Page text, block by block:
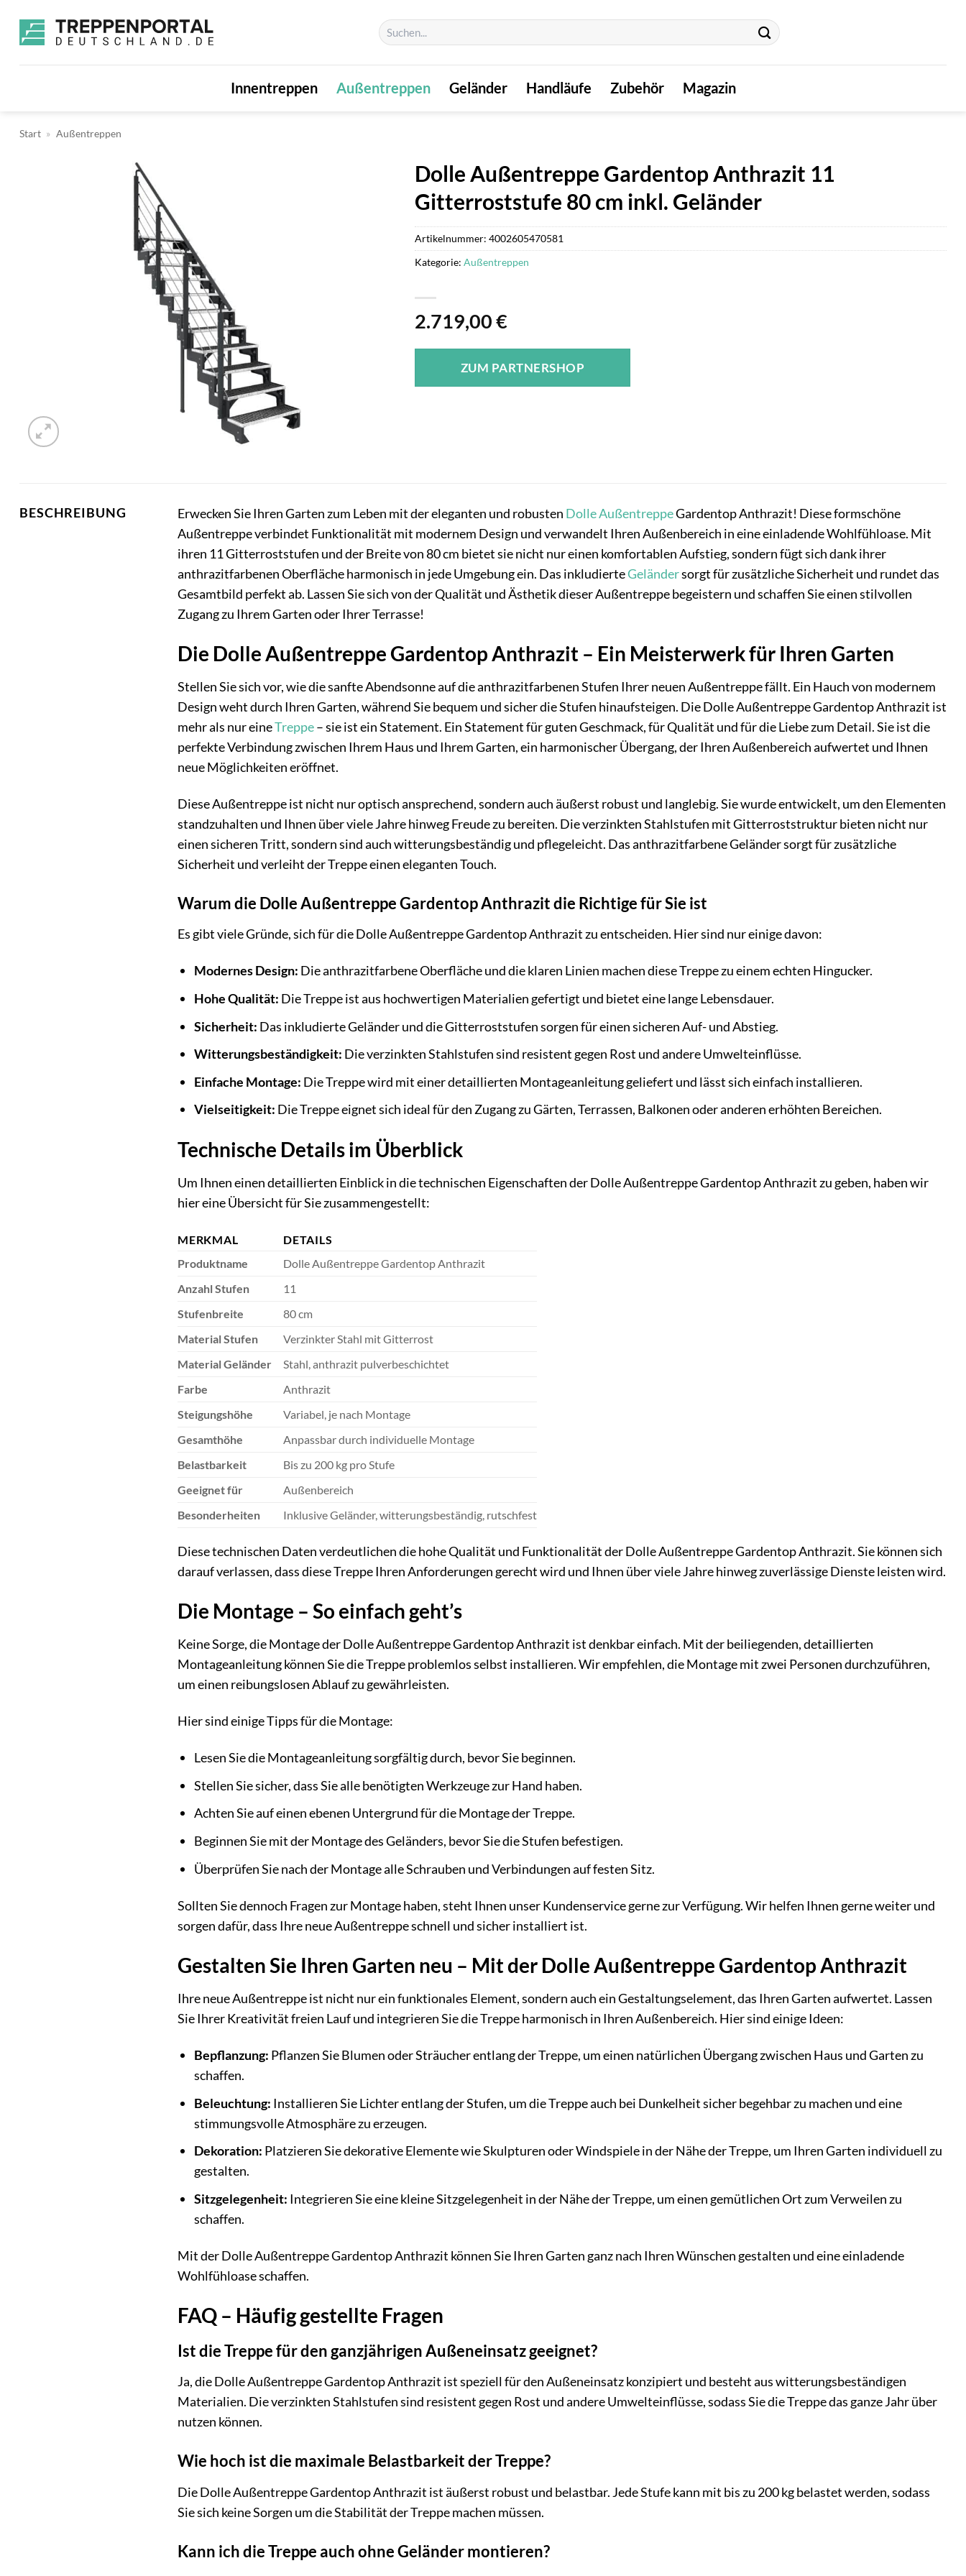
Inhalt
springen
Suchen
nach:
Innentreppen Außentreppen Geländer Handläufe Zubehör Magazin
Start » Außentreppen
Dolle Außentreppe Gardentop Anthrazit 11
Gitterroststufe 80 cm inkl. Geländer
2.719,00€
ZUM PARTNERSHOP
Artikelnummer: 4002605470581
Kategorie: Außentreppen
BESCHREIBUNG Erwecken Sie Ihren Garten zum Leben mit der eleganten und robusten DolleAußentreppeGardentop Anthrazit! Diese formschöne
Außentreppe verbindet Funktionalität mit modernem Design und verwandelt Ihren Außenbereich in eine einladende Wohlfühloase. Mit
ihren 11 Gitterroststufen und der Breite von 80 cm bietet sie nicht nur einen komfortablen Aufstieg, sondern fügt sich dank ihrer
anthrazitfarbenen Oberfläche harmonisch in jede Umgebung ein. Das inkludierteGeländersorgt für zusätzliche Sicherheit und rundet das
Gesamtbild perfekt ab. Lassen Sie sich von der Qualität und Ästhetik dieser Außentreppe begeistern und schaffen Sie einen stilvollen
Zugang zu Ihrem Garten oder Ihrer Terrasse!
Die Dolle Außentreppe Gardentop Anthrazit – Ein Meisterwerk für Ihren Garten
Stellen Sie sich vor, wie die sanfte Abendsonne auf die anthrazitfarbenen Stufen Ihrer neuen Außentreppe fällt. Ein Hauch von modernem
Design weht durch Ihren Garten, während Sie bequem und sicher die Stufen hinaufsteigen. Die Dolle Außentreppe Gardentop Anthrazit ist
mehr als nur eineTreppe– sie ist ein Statement. Ein Statement für guten Geschmack, für Qualität und für die Liebe zum Detail. Sie ist die
perfekte Verbindung zwischen Ihrem Haus und Ihrem Garten, ein harmonischer Übergang, der Ihren Außenbereich aufwertet und Ihnen
neue Möglichkeiten eröffnet.
Diese Außentreppe ist nicht nur optisch ansprechend, sondern auch äußerst robust und langlebig. Sie wurde entwickelt, um den Elementen
standzuhalten und Ihnen über viele Jahre hinweg Freude zu bereiten. Die verzinkten Stahlstufen mit Gitterroststruktur bieten nicht nur
einen sicheren Tritt, sondern sind auch witterungsbeständig und pflegeleicht. Das anthrazitfarbene Geländer sorgt für zusätzliche
Sicherheit und verleiht der Treppe einen eleganten Touch.
Warum die Dolle Außentreppe Gardentop Anthrazit die Richtige für Sie ist
Es gibt viele Gründe, sich für die Dolle Außentreppe Gardentop Anthrazit zu entscheiden. Hier sind nur einige davon:
Modernes Design: Die anthrazitfarbene Oberfläche und die klaren Linien machen diese Treppe zu einem echten Hingucker.
Hohe Qualität: Die Treppe ist aus hochwertigen Materialien gefertigt und bietet eine lange Lebensdauer.
Sicherheit: Das inkludierte Geländer und die Gitterroststufen sorgen für einen sicheren Auf- und Abstieg.
Witterungsbeständigkeit: Die verzinkten Stahlstufen sind resistent gegen Rost und andere Umwelteinflüsse.
Einfache Montage: Die Treppe wird mit einer detaillierten Montageanleitung geliefert und lässt sich einfach installieren.
Vielseitigkeit: Die Treppe eignet sich ideal für den Zugang zu Gärten, Terrassen, Balkonen oder anderen erhöhten Bereichen.
Technische Details im Überblick
Um Ihnen einen detaillierten Einblick in die technischen Eigenschaften der Dolle Außentreppe Gardentop Anthrazit zu geben, haben wir
hier eine Übersicht für Sie zusammengestellt:
MERKMAL
DETAILS
Produktname
Dolle Außentreppe Gardentop Anthrazit
Anzahl Stufen
11
Stufenbreite
80 cm
Material Stufen
Verzinkter Stahl mit Gitterrost
Material Geländer
Stahl, anthrazit pulverbeschichtet
Farbe
Anthrazit
Steigungshöhe
Variabel, je nach Montage
Gesamthöhe
Anpassbar durch individuelle Montage
Belastbarkeit
Bis zu 200 kg pro Stufe
Geeignet für
Außenbereich
Besonderheiten
Inklusive Geländer, witterungsbeständig, rutschfest
Diese technischen Daten verdeutlichen die hohe Qualität und Funktionalität der Dolle Außentreppe Gardentop Anthrazit. Sie können sich
darauf verlassen, dass diese Treppe Ihren Anforderungen gerecht wird und Ihnen über viele Jahre hinweg zuverlässige Dienste leisten wird.
Die Montage – So einfach geht’s
Keine Sorge, die Montage der Dolle Außentreppe Gardentop Anthrazit ist denkbar einfach. Mit der beiliegenden, detaillierten
Montageanleitung können Sie die Treppe problemlos selbst installieren. Wir empfehlen, die Montage mit zwei Personen durchzuführen,
um einen reibungslosen Ablauf zu gewährleisten.
Hier sind einige Tipps für die Montage:
Lesen Sie die Montageanleitung sorgfältig durch, bevor Sie beginnen.
Stellen Sie sicher, dass Sie alle benötigten Werkzeuge zur Hand haben.
Achten Sie auf einen ebenen Untergrund für die Montage der Treppe.
Beginnen Sie mit der Montage des Geländers, bevor Sie die Stufen befestigen.
Überprüfen Sie nach der Montage alle Schrauben und Verbindungen auf festen Sitz.
Sollten Sie dennoch Fragen zur Montage haben, steht Ihnen unser Kundenservice gerne zur Verfügung. Wir helfen Ihnen gerne weiter und
sorgen dafür, dass Ihre neue Außentreppe schnell und sicher installiert ist.
Gestalten Sie Ihren Garten neu – Mit der Dolle Außentreppe Gardentop Anthrazit
Ihre neue Außentreppe ist nicht nur ein funktionales Element, sondern auch ein Gestaltungselement, das Ihren Garten aufwertet. Lassen
Sie Ihrer Kreativität freien Lauf und integrieren Sie die Treppe harmonisch in Ihren Außenbereich. Hier sind einige Ideen:
Bepflanzung: Pflanzen Sie Blumen oder Sträucher entlang der Treppe, um einen natürlichen Übergang zwischen Haus und Garten zu
schaffen.
Beleuchtung: Installieren Sie Lichter entlang der Stufen, um die Treppe auch bei Dunkelheit sicher begehbar zu machen und eine
stimmungsvolle Atmosphäre zu erzeugen.
Dekoration: Platzieren Sie dekorative Elemente wie Skulpturen oder Windspiele in der Nähe der Treppe, um Ihren Garten individuell zu
gestalten.
Sitzgelegenheit: Integrieren Sie eine kleine Sitzgelegenheit in der Nähe der Treppe, um einen gemütlichen Ort zum Verweilen zu
schaffen.
Mit der Dolle Außentreppe Gardentop Anthrazit können Sie Ihren Garten ganz nach Ihren Wünschen gestalten und eine einladende
Wohlfühloase schaffen.
FAQ – Häufig gestellte Fragen
Ist die Treppe für den ganzjährigen Außeneinsatz geeignet?
Ja, die Dolle Außentreppe Gardentop Anthrazit ist speziell für den Außeneinsatz konzipiert und besteht aus witterungsbeständigen
Materialien. Die verzinkten Stahlstufen sind resistent gegen Rost und andere Umwelteinflüsse, sodass Sie die Treppe das ganze Jahr über
nutzen können.
Wie hoch ist die maximale Belastbarkeit der Treppe?
Die Dolle Außentreppe Gardentop Anthrazit ist äußerst robust und belastbar. Jede Stufe kann mit bis zu 200 kg belastet werden, sodass
Sie sich keine Sorgen um die Stabilität der Treppe machen müssen.
Kann ich die Treppe auch ohne Geländer montieren?